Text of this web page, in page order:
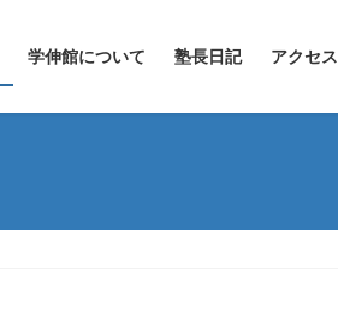
学伸館について 塾長日記 アクセス